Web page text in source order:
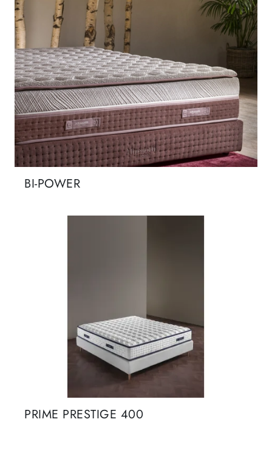
BI-POWER
PRIME PRESTIGE 400